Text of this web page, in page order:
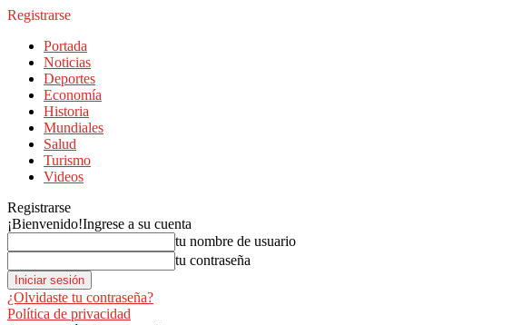
Registrarse
Portada
Noticias
Deportes
Economía
Historia
Mundiales
Salud
Turismo
Videos
Registrarse
¡Bienvenido!Ingrese a su cuenta
tu nombre de usuario
tu contraseña
¿Olvidaste tu contraseña?
Política de privacidad